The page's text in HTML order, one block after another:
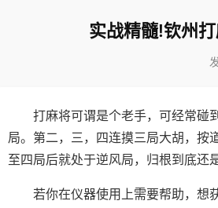
实战精髓!钦州
打麻将可谓是个老手，可经常碰
局。第二，三，四连摸三局大胡，按
至四局后就处于逆风局，归根到底还
若你在仪器使用上需要帮助，想